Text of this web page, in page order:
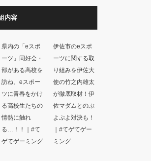
内容
県内の「eスポ
ーツ」同好会・
部がある高校を
訪ね、eスポー
ツに青春をかけ
る高校生たちの
情熱に触れ
る…！！｜#て
ゲてゲーミング
伊佐市のeスポ
ーツに関する取
り組みを伊佐大
使の竹之内雄太
が徹底取材！伊
佐マダムとのぷ
よぷよ対決も！
｜#てゲてゲー
ミング